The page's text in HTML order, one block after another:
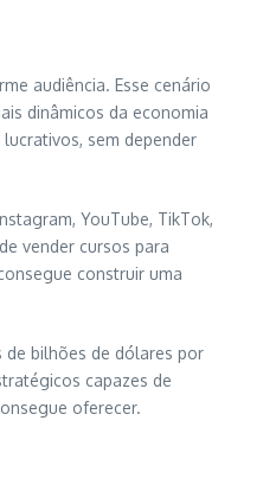
audiência. Esse cenário
dinâmicos da economia
sem depender
YouTube, TikTok,
vender cursos para
construir uma
de bilhões de dólares por
capazes de
oferecer.